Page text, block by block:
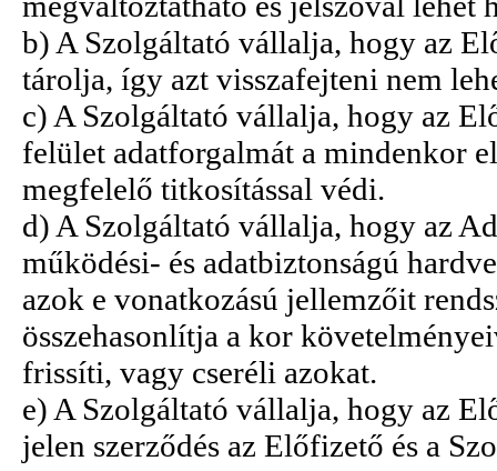
b) A Szolgáltató vállalja, hogy az
tárolja, így azt visszafejteni nem
c) A Szolgáltató vállalja, hogy az
felület adatforgalmát a mindenkor
megfelelő titkosítással védi.
d) A Szolgáltató vállalja, hogy az
működési- és adatbiztonságú
azok e vonatkozású jellemzőit
összehasonlítja a kor
frissíti, vagy cseréli azokat.
e) A Szolgáltató vállalja, hogy az
jelen szerződés az Előfizető és a